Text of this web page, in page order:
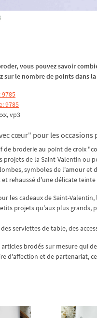
vous pouvez savoir
sur le nombre de points dans
9785
vp3
cœur" pour les occasions
broderie au point de croix
de la Saint-Valentin ou
symboles de l'amour
rehaussé d'une délicate teinte
les cadeaux de Saint-
projets qu'aux plus
serviettes de table, des
brodés sur mesure qui
d'affection et de partenariat,